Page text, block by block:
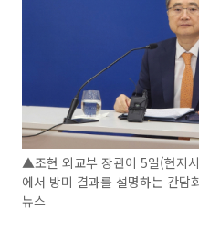
▲조현 외교부 장관이 5일(현지
에서 방미 결과를 설명하는 간
뉴스